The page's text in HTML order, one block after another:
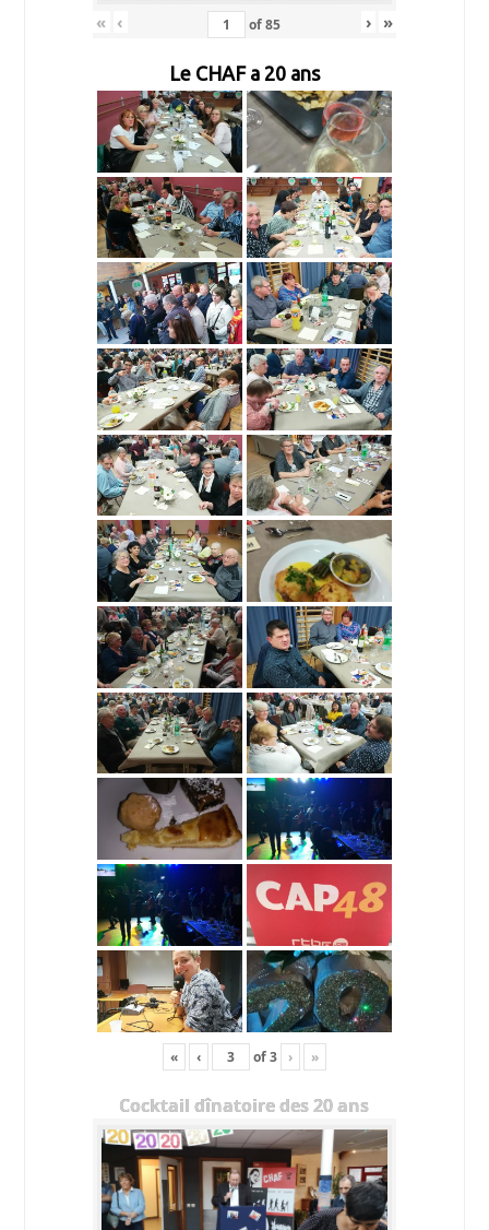
« ‹ of85 › »
Le CHAF a 20 ans
« ‹ of3 › »
Cocktail dînatoire des 20 ans